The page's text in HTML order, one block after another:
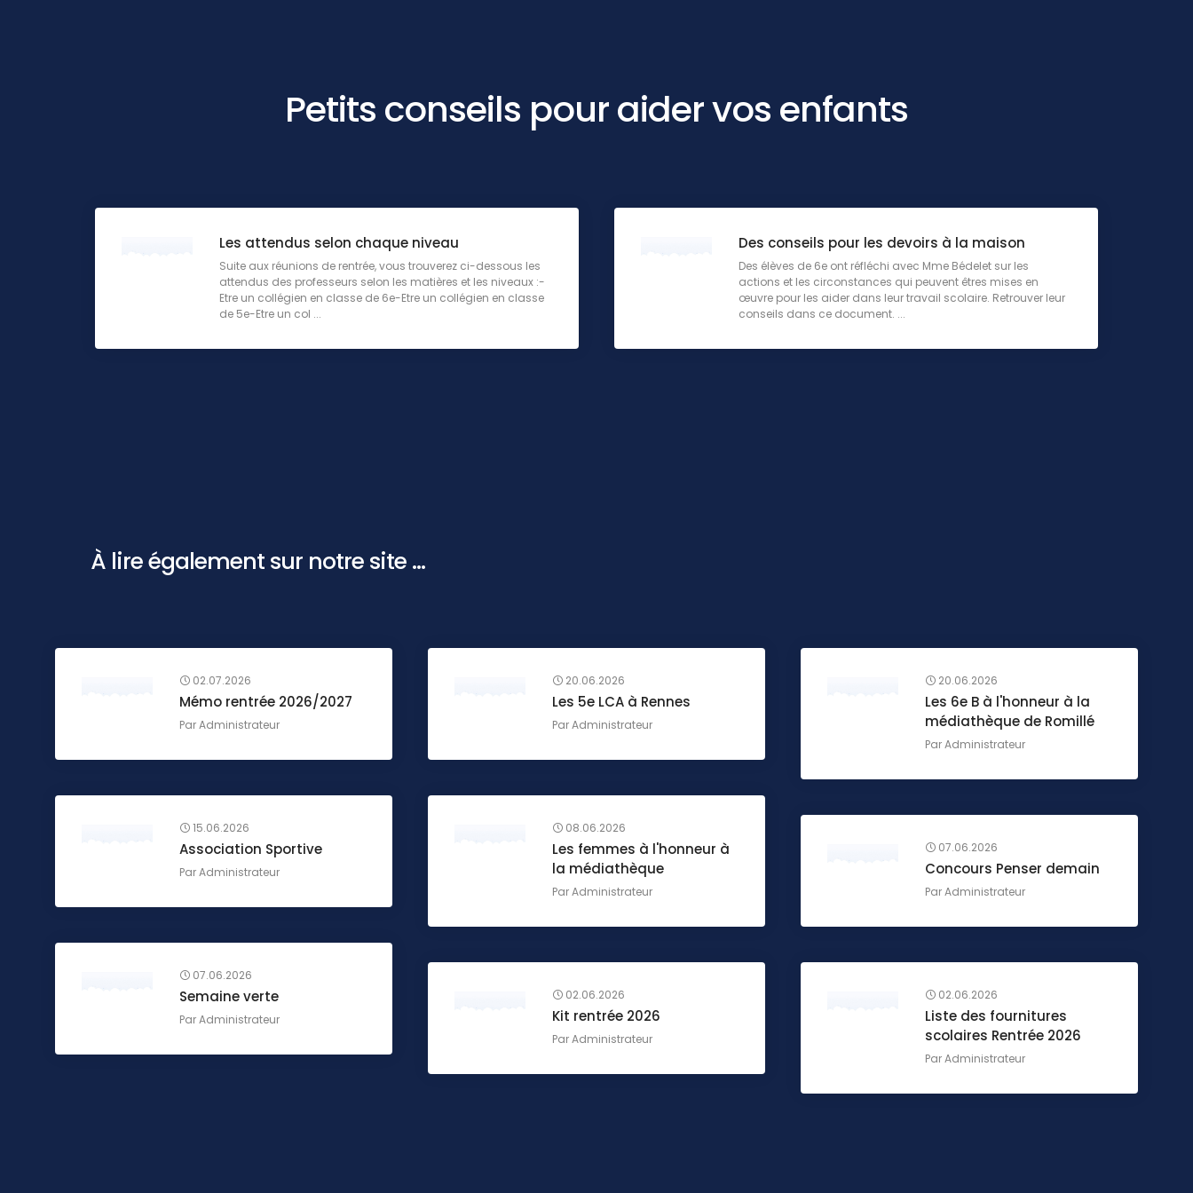
Petits conseils pour aider vos enfants
Les attendus selon chaque niveau
Suite aux réunions de rentrée, vous trouverez ci-dessous les
attendus des professeurs selon les matières et les niveaux :-
Etre un collégien en classe de 6e-Etre un collégien en classe
de 5e-Etre un col ...
Des conseils pour les devoirs à la maison
Des élèves de 6e ont réfléchi avec Mme Bédelet sur les
actions et les circonstances qui peuvent êtres mises en
œuvre pour les aider dans leur travail scolaire. Retrouver leur
conseils dans ce document. ...
À lire également sur notre site ...
02.07.2026
Mémo rentrée 2026/2027
ParAdministrateur
20.06.2026
Les 5e LCA à Rennes
ParAdministrateur
20.06.2026
Les 6e B à l'honneur à la
médiathèque de Romillé
ParAdministrateur
15.06.2026
Association Sportive
ParAdministrateur
08.06.2026
Les femmes à l'honneur à
la médiathèque
ParAdministrateur
07.06.2026
Concours Penser demain
ParAdministrateur
07.06.2026
Semaine verte
ParAdministrateur
02.06.2026
Kit rentrée 2026
ParAdministrateur
02.06.2026
Liste des fournitures
scolaires Rentrée 2026
ParAdministrateur